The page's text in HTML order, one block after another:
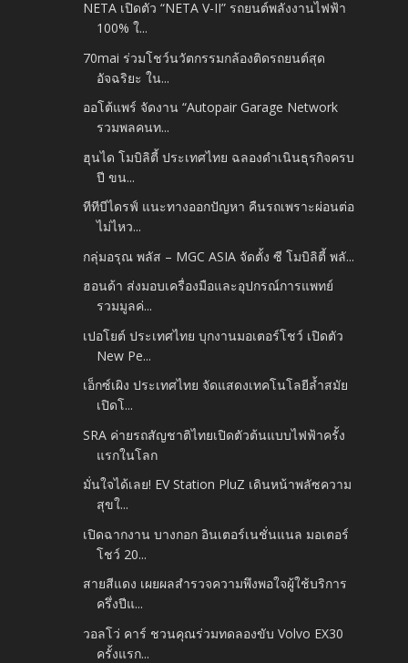
NETA เปิดตัว “NETA V-II” รถยนต์พลังงานไฟฟ้า
100% ใ...
70mai ร่วมโชว์นวัตกรรมกล้องติดรถยนต์สุด
อัจฉริยะ ใน...
ออโต้แพร์ จัดงาน “Autopair Garage Network
รวมพลคนท...
ฮุนได โมบิลิตี้ ประเทศไทย ฉลองดำเนินธุรกิจครบ
ปี ขน...
ทีทีบีไดรฟ์ แนะทางออกปัญหา คืนรถเพราะผ่อนต่อ
ไม่ไหว...
กลุ่มอรุณ พลัส – MGC ASIA จัดตั้ง ซี โมบิลิตี้ พลั...
ฮอนด้า ส่งมอบเครื่องมือและอุปกรณ์การแพทย์
รวมมูลค่...
เปอโยต์ ประเทศไทย บุกงานมอเตอร์โชว์ เปิดตัว
New Pe...
เอ็กซ์เผิง ประเทศไทย จัดแสดงเทคโนโลยีล้ำสมัย
เปิดโ...
SRA ค่ายรถสัญชาติไทยเปิดตัวต้นแบบไฟฟ้าครั้ง
แรกในโลก
มั่นใจได้เลย! EV Station PluZ เดินหน้าพลัซความ
สุขใ...
เปิดฉากงาน บางกอก อินเตอร์เนชั่นแนล มอเตอร์
โชว์ 20...
สายสีแดง เผยผลสำรวจความพึงพอใจผู้ใช้บริการ
ครึ่งปีแ...
วอลโว่ คาร์ ชวนคุณร่วมทดลองขับ Volvo EX30
ครั้งแรก...